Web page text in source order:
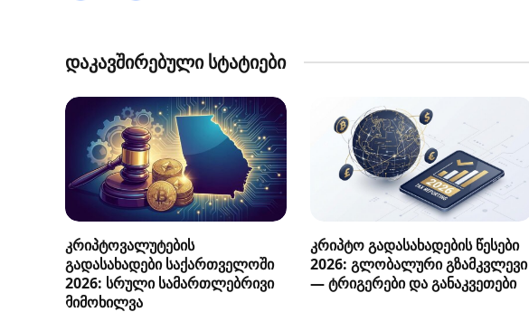
დაკავშირებული სტატიები
კრიპტოვალუტების
გადასახადები საქართველოში
2026: სრული სამართლებრივი
მიმოხილვა
კრიპტო გადასახადების წესები
2026: გლობალური გზამკვლევი
— ტრიგერები და განაკვეთები